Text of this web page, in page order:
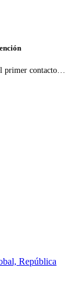
primer contacto…
República